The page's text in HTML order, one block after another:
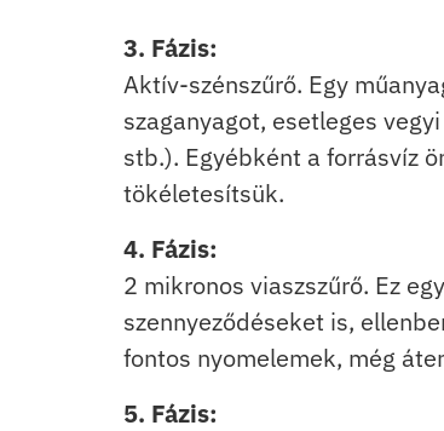
3. Fázis:
Aktív-szénszűrő. Egy
szaganyagot, esetleges
stb.). Egyébként a forrásvíz
tökéletesítsük.
4. Fázis:
2 mikronos viaszszűrő. Ez
szennyeződéseket is,
fontos nyomelemek, még
5. Fázis: